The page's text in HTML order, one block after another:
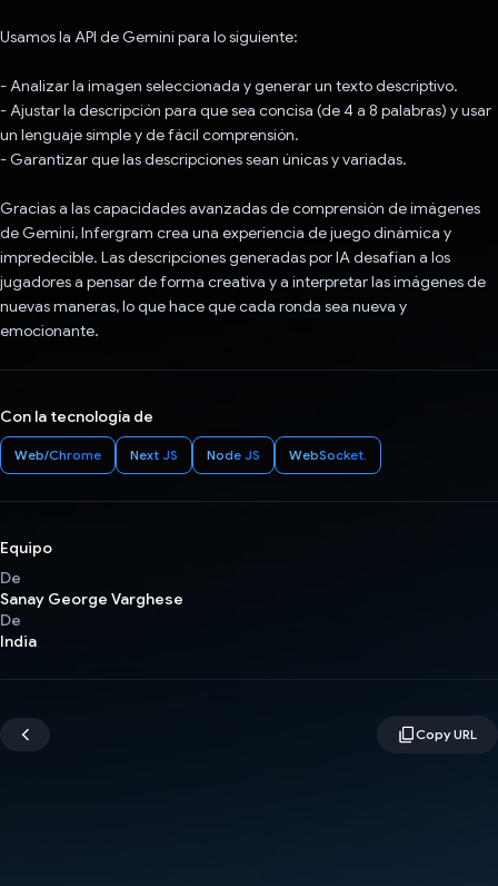
Usamos la API de Gemini para lo siguiente:
- Analizar la imagen seleccionada y generar un texto descriptivo.
- Ajustar la descripción para que sea concisa (de 4 a 8 palabras) y usar
un lenguaje simple y de fácil comprensión.
- Garantizar que las descripciones sean únicas y variadas.
Gracias a las capacidades avanzadas de comprensión de imágenes
de Gemini, Infergram crea una experiencia de juego dinámica y
impredecible. Las descripciones generadas por IA desafían a los
jugadores a pensar de forma creativa y a interpretar las imágenes de
nuevas maneras, lo que hace que cada ronda sea nueva y
emocionante.
Con la tecnología de
Web/Chrome Next JS Node JS WebSocket.
Equipo
De
Sanay George Varghese
De
India